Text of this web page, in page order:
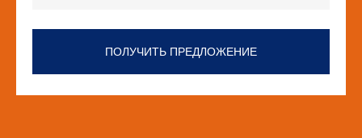
ПОЛУЧИТЬ ПРЕДЛОЖЕНИЕ